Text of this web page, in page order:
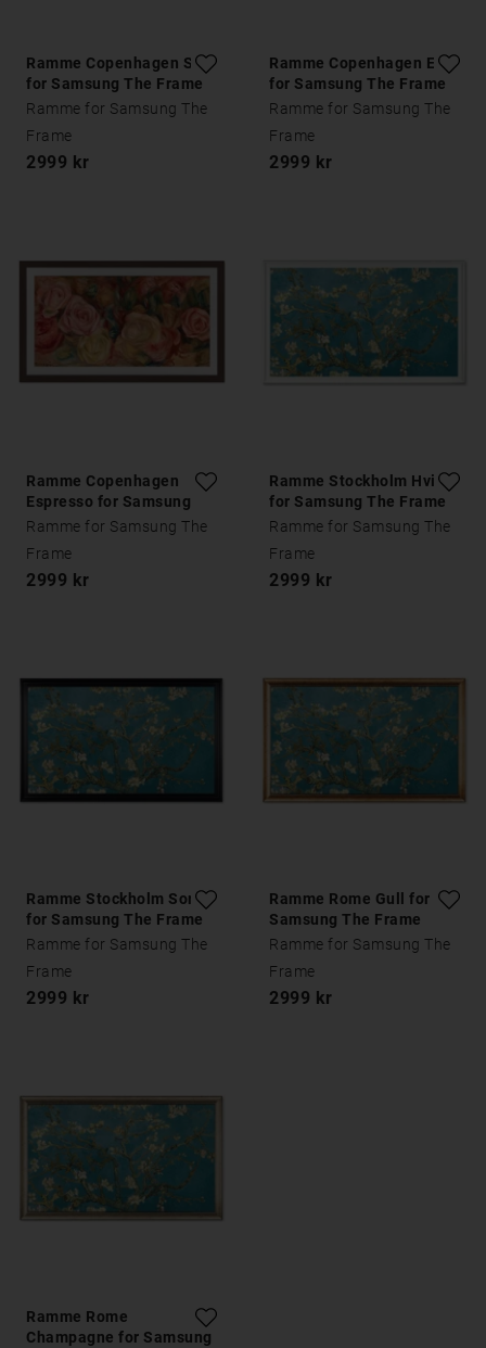
Ramme Copenhagen Sort
for Samsung The Frame
Ramme for Samsung The
Frame
2999 kr
Ramme Copenhagen Eik
for Samsung The Frame
Ramme for Samsung The
Frame
2999 kr
Ramme Copenhagen
Espresso for Samsung
The Frame
Ramme for Samsung The
Frame
2999 kr
Ramme Stockholm Hvit
for Samsung The Frame
Ramme for Samsung The
Frame
2999 kr
Ramme Stockholm Sort
for Samsung The Frame
Ramme for Samsung The
Frame
2999 kr
Ramme Rome Gull for
Samsung The Frame
Ramme for Samsung The
Frame
2999 kr
Ramme Rome
Champagne for Samsung